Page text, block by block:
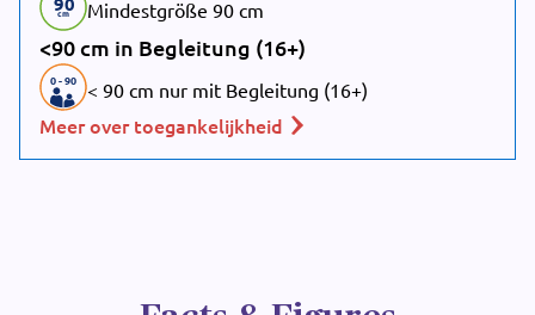
cm Mindestgröße 90 cm
<90 cm in Begleitung (16+)
0-90 < 90 cm nur mit Begleitung (16+)
Meer over toegankelijkheid